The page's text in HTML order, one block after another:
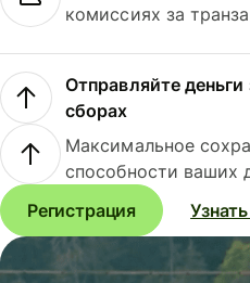
комиссиях за
Отправляйте деньги
сборах
Максимальное
способности ваших
Регистрация